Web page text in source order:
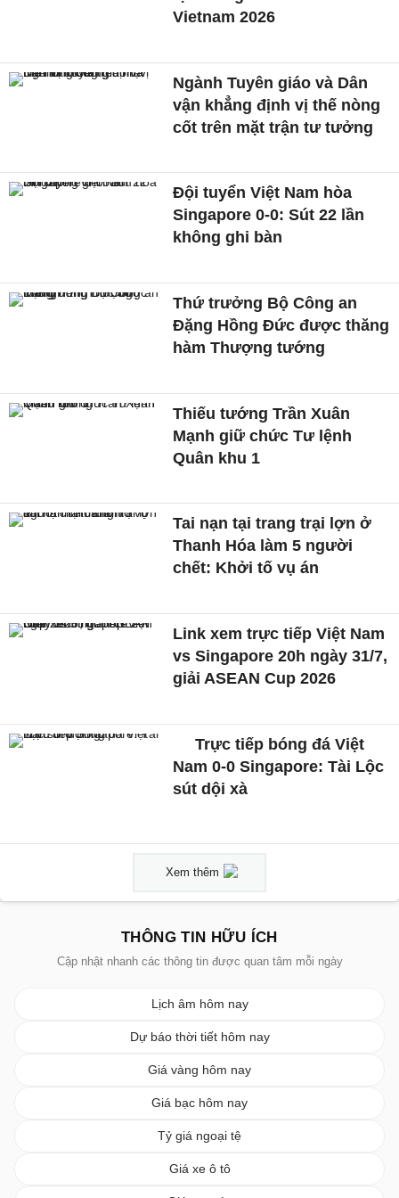
Vietnam 2026
Ngành Tuyên giáo và Dân
vận khẳng định vị thế nòng
cốt trên mặt trận tư tưởng
Đội tuyển Việt Nam hòa
Singapore 0-0: Sút 22 lần
không ghi bàn
Thứ trưởng Bộ Công an
Đặng Hồng Đức được thăng
hàm Thượng tướng
Thiếu tướng Trần Xuân
Mạnh giữ chức Tư lệnh
Quân khu 1
Tai nạn tại trang trại lợn ở
Thanh Hóa làm 5 người
chết: Khởi tố vụ án
Link xem trực tiếp Việt Nam
vs Singapore 20h ngày 31/7,
giải ASEAN Cup 2026
Trực tiếp bóng đá Việt
Nam 0-0 Singapore: Tài Lộc
sút dội xà
Xem thêm
THÔNG TIN HỮU ÍCH
Cập nhật nhanh các thông tin được quan tâm mỗi ngày
Lịch âm hôm nay
Dự báo thời tiết hôm nay
Giá vàng hôm nay
Giá bạc hôm nay
Tỷ giá ngoại tệ
Giá xe ô tô